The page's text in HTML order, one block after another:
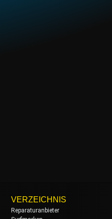
VERZEICHNIS
Reparaturanbieter